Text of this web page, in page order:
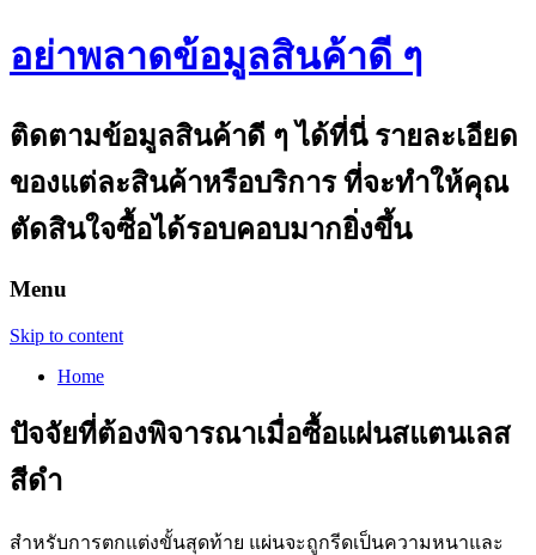
อย่าพลาดข้อมูลสินค้าดี ๆ
ติดตามข้อมูลสินค้าดี ๆ ได้ที่นี่ รายละเอียด
ของแต่ละสินค้าหรือบริการ ที่จะทำให้คุณ
ตัดสินใจซื้อได้รอบคอบมากยิ่งขึ้น
Menu
Skip to content
Home
ปัจจัยที่ต้องพิจารณาเมื่อซื้อแผ่นสแตนเลส
สีดำ
สำหรับการตกแต่งขั้นสุดท้าย แผ่นจะถูกรีดเป็นความหนาและ